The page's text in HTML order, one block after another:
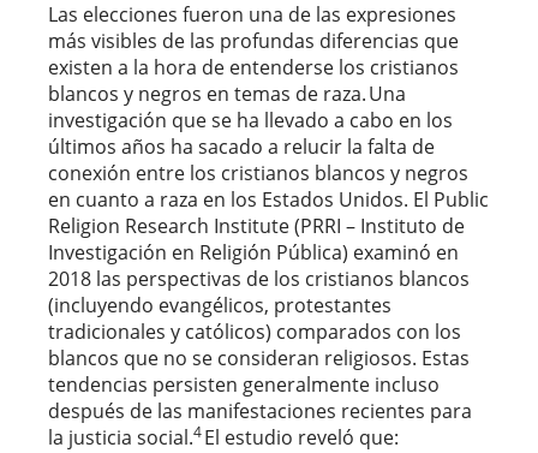
Las elecciones fueron una de las expresiones
más visibles de las profundas diferencias que
existen a la hora de entenderse los cristianos
blancos y negros en temas de raza. Una
investigación que se ha llevado a cabo en los
últimos años ha sacado a relucir la falta de
conexión entre los cristianos blancos y negros
en cuanto a raza en los Estados Unidos. El Public
Religion Research Institute (PRRI – Instituto de
Investigación en Religión Pública) examinó en
2018 las perspectivas de los cristianos blancos
(incluyendo evangélicos, protestantes
tradicionales y católicos) comparados con los
blancos que no se consideran religiosos. Estas
tendencias persisten generalmente incluso
después de las manifestaciones recientes para
la justicia social.4El estudio reveló que: